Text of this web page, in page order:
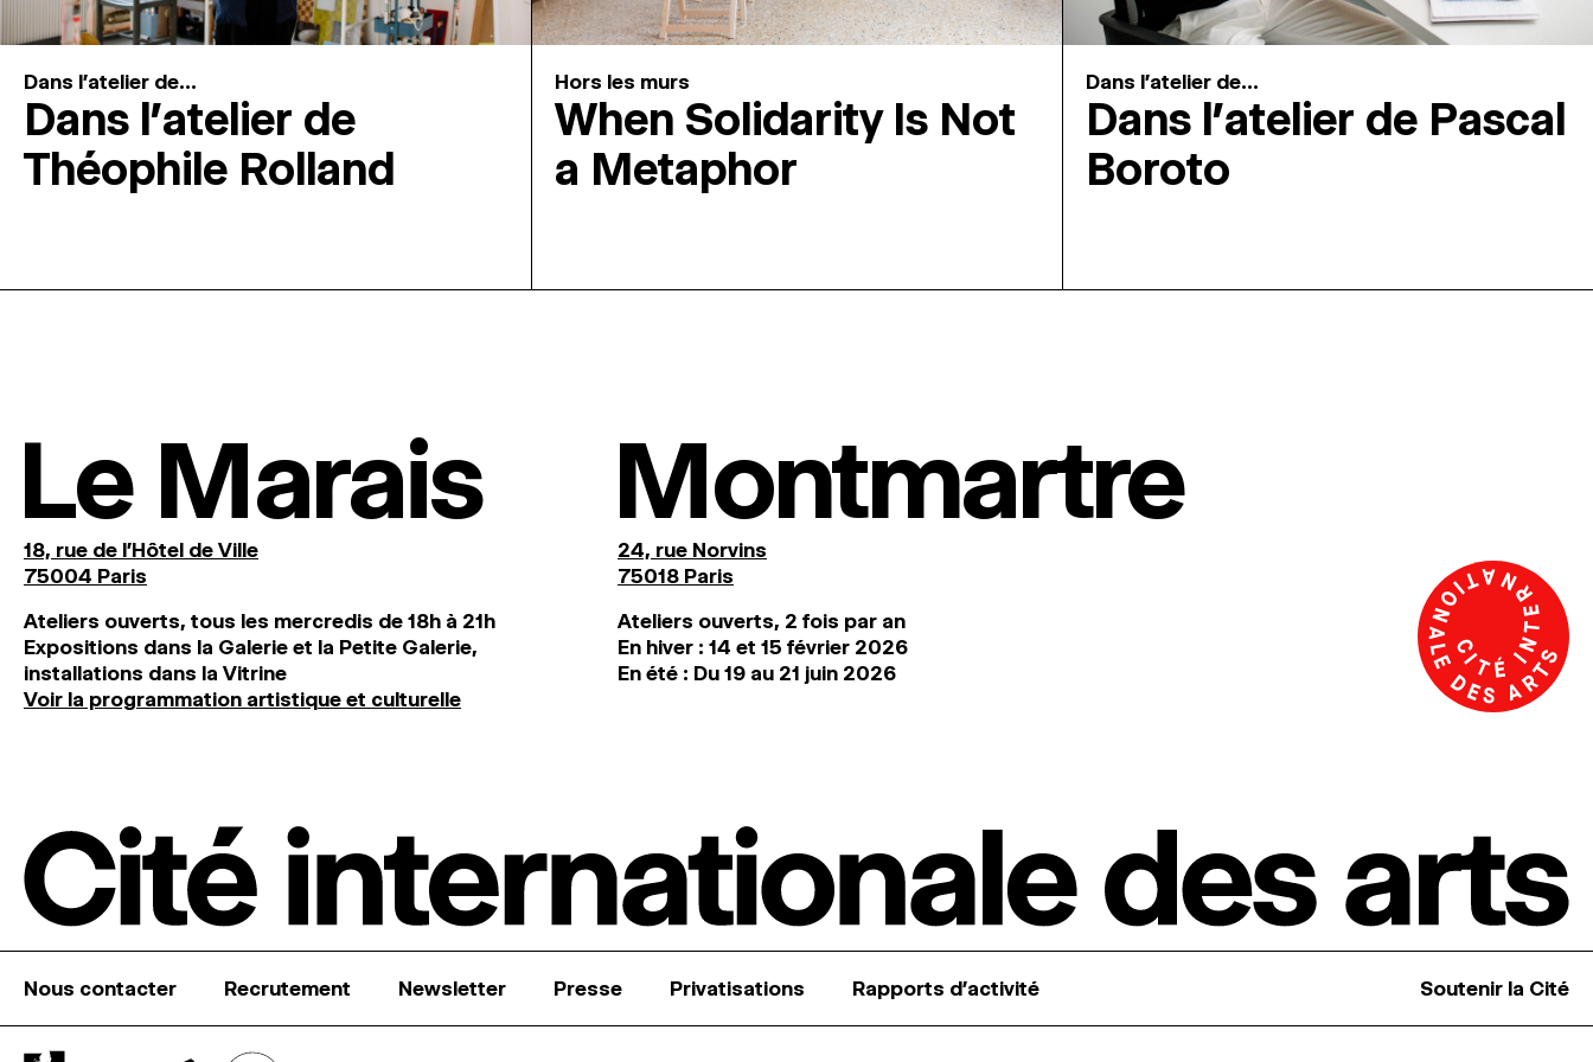
Dans l'atelier de...
Dans l’atelier de
Théophile Rolland
Hors les murs
When Solidarity Is Not
a Metaphor
Dans l'atelier de...
Dans l’atelier de Pascal
Boroto
Le Marais
18, rue de l'Hôtel de Ville
75004 Paris
Ateliers ouverts, tous les mercredis de 18h à 21h
Expositions dans la Galerie et la Petite Galerie,
installations dans la Vitrine
Voir la programmation artistique et culturelle
Montmartre
24, rue Norvins
75018 Paris
Ateliers ouverts, 2 fois par an
En hiver : 14 et 15 février 2026
En été : Du 19 au 21 juin 2026
Nous contacter Recrutement Newsletter Presse Privatisations Rapports d’activité Soutenir la Cité